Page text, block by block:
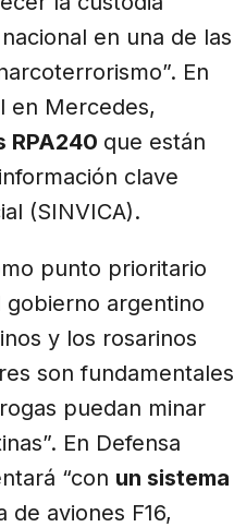
en una de las
En
en Mercedes,
RPA240 que están
clave
(SINVICA).
punto prioritario
argentino
y los rosarinos
son fundamentales
puedan minar
En Defensa
“con un sistema
aviones F16,